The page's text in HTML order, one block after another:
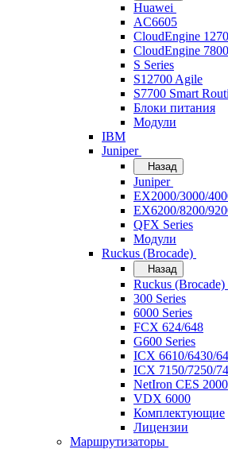
Huawei
AC6605
CloudEngine
CloudEngine
S Series
S12700 Agile
S7700 Smart
Блоки питания
Модули
IBM
Juniper
Назад
Juniper
EX2000/3000/
EX6200/8200/
QFX Series
Модули
Ruckus (Brocade)
Назад
Ruckus (Brocade)
300 Series
6000 Series
FCX 624/648
G600 Series
ICX 6610/6430/
ICX 7150/7250/
NetIron CES 2000
VDX 6000
Комплектующие
Лицензии
Маршрутизаторы